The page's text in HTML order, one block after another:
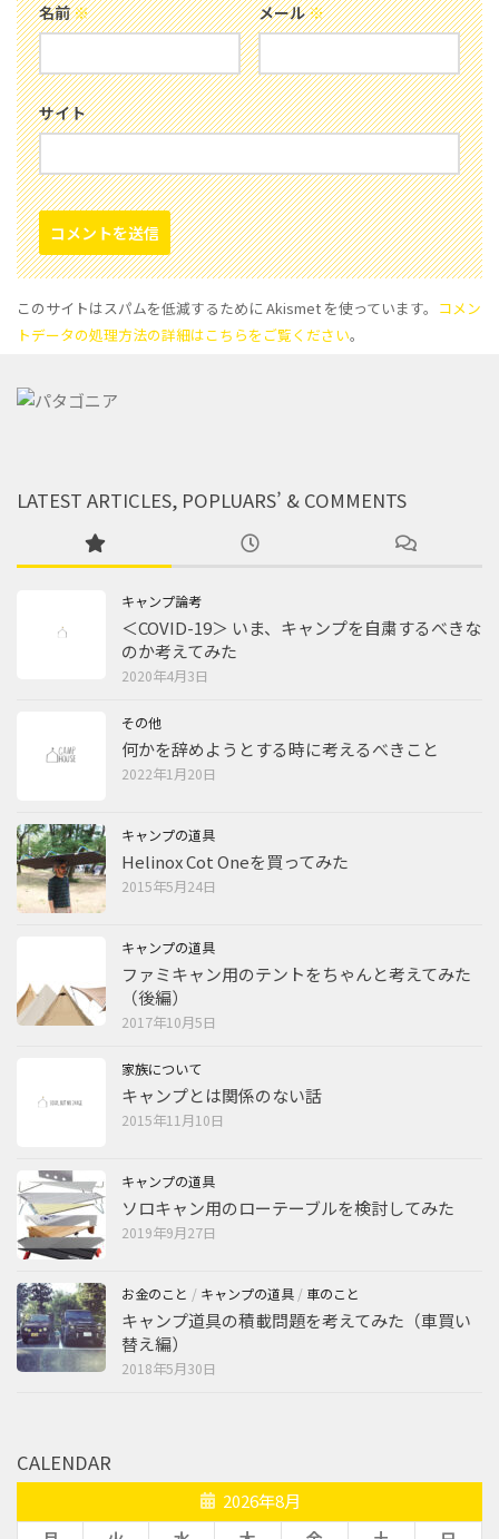
名前※ メール※
サイト
このサイトはスパムを低減するために Akismet を使っています。 コメン
トデータの処理方法の詳細はこちらをご覧ください。
LATEST ARTICLES, POPLUARS’ & COMMENTS
キャンプ論考
＜COVID-19＞ いま、キャンプを自粛するべきな
のか考えてみた
2020年4月3日
その他
何かを辞めようとする時に考えるべきこと
2022年1月20日
キャンプの道具
Helinox Cot Oneを買ってみた
2015年5月24日
キャンプの道具
ファミキャン用のテントをちゃんと考えてみた
（後編）
2017年10月5日
家族について
キャンプとは関係のない話
2015年11月10日
キャンプの道具
ソロキャン用のローテーブルを検討してみた
2019年9月27日
お金のこと / キャンプの道具 / 車のこと
キャンプ道具の積載問題を考えてみた（車買い
替え編）
2018年5月30日
CALENDAR
2026年8月